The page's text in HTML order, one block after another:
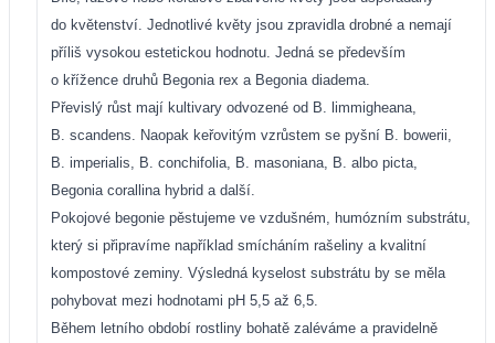
do květenství. Jednotlivé květy jsou zpravidla drobné a nemají
příliš vysokou estetickou hodnotu. Jedná se především
o křížence druhů Begonia rex a Begonia diadema.
Převislý růst mají kultivary odvozené od B. limmigheana,
B. scandens. Naopak keřovitým vzrůstem se pyšní B. bowerii,
B. imperialis, B. conchifolia, B. masoniana, B. albo picta,
Begonia corallina hybrid a další.
Pokojové begonie pěstujeme ve vzdušném, humózním substrátu,
který si připravíme například smícháním rašeliny a kvalitní
kompostové zeminy. Výsledná kyselost substrátu by se měla
pohybovat mezi hodnotami pH 5,5 až 6,5.
Během letního období rostliny bohatě zaléváme a pravidelně